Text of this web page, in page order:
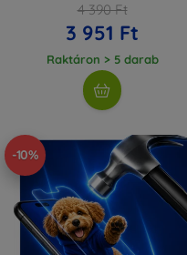
4 390 Ft
3 951 Ft
Raktáron > 5 darab
-10%